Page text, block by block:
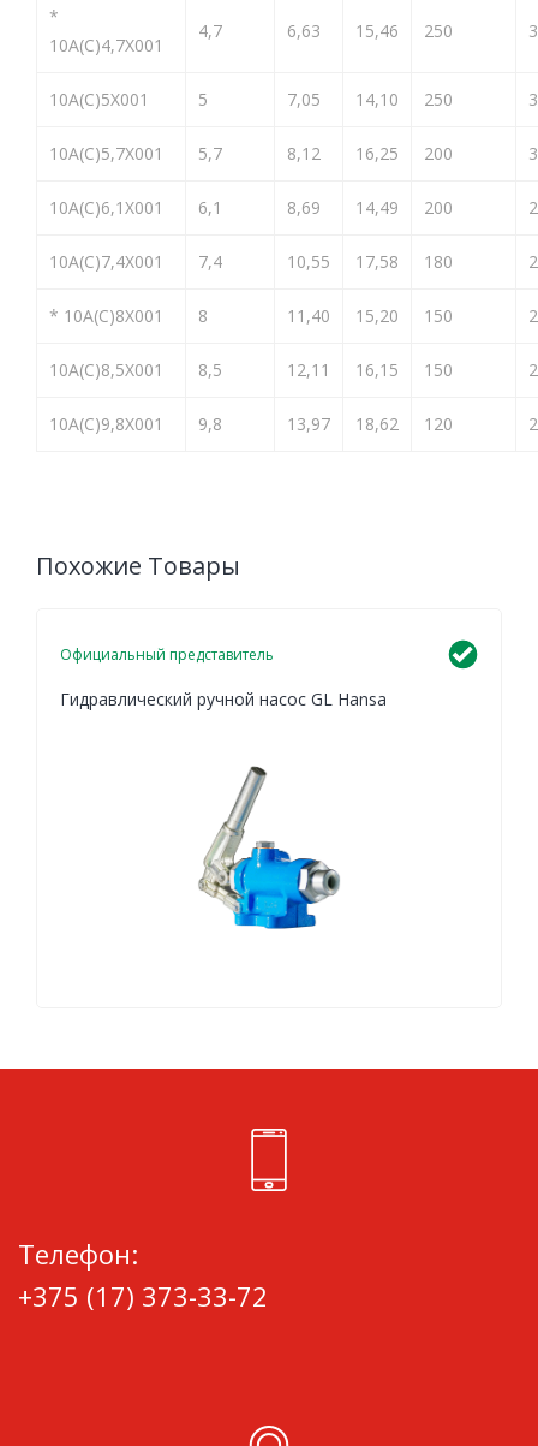
*
10A(C)4,7X001
4,7 6,63 15,46 250
10A(C)5X001 5 7,05 14,10 250
10A(C)5,7X001 5,7 8,12 16,25 200
10A(C)6,1X001 6,1 8,69 14,49 200
10A(C)7,4X001 7,4 10,55 17,58 180
* 10A(C)8X001 8 11,40 15,20 150
10A(C)8,5X001 8,5 12,11 16,15 150
10A(C)9,8X001 9,8 13,97 18,62 120
Похожие Товары
Официальный представитель
Гидравлический ручной насос GL Hansa
Телефон:
+375 (17) 373-33-72